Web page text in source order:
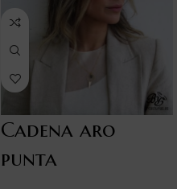
Cadena aro
punta